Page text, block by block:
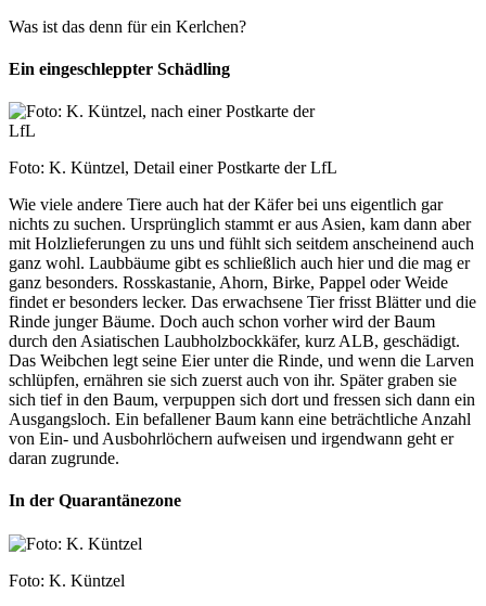
Was ist das denn für ein Kerlchen?
Ein eingeschleppter Schädling
Foto: K. Küntzel, Detail einer Postkarte der LfL
Wie viele andere Tiere auch hat der Käfer bei uns eigentlich gar
nichts zu suchen. Ursprünglich stammt er aus Asien, kam dann aber
mit Holzlieferungen zu uns und fühlt sich seitdem anscheinend auch
ganz wohl. Laubbäume gibt es schließlich auch hier und die mag er
ganz besonders. Rosskastanie, Ahorn, Birke, Pappel oder Weide
findet er besonders lecker. Das erwachsene Tier frisst Blätter und die
Rinde junger Bäume. Doch auch schon vorher wird der Baum
durch den Asiatischen Laubholzbockkäfer, kurz ALB, geschädigt.
Das Weibchen legt seine Eier unter die Rinde, und wenn die Larven
schlüpfen, ernähren sie sich zuerst auch von ihr. Später graben sie
sich tief in den Baum, verpuppen sich dort und fressen sich dann ein
Ausgangsloch. Ein befallener Baum kann eine beträchtliche Anzahl
von Ein- und Ausbohrlöchern aufweisen und irgendwann geht er
daran zugrunde.
In der Quarantänezone
Foto: K. Küntzel